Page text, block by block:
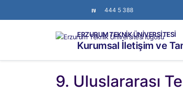
444 5 388
ERZURUM TEKNİK ÜNİVERSİTESİ
Kurumsal İletişim ve
9. Uluslararası